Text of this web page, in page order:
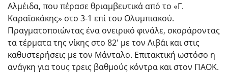
Αλμέιδα, που πέρασε θριαμβευτικά από το «Γ.
Καραϊσκάκης» στο 3-1 επί του Ολυμπιακού.
Πραγματοποιώντας ένα ονειρικό φινάλε, σκοράροντας
τα τέρματα της νίκης στο 82′ με τον Λιβάι και στις
καθυστερήσεις με τον Μάνταλο. Επιτακτική ωστόσο η
ανάγκη για τους τρεις βαθμούς κόντρα και στον ΠΑΟΚ.